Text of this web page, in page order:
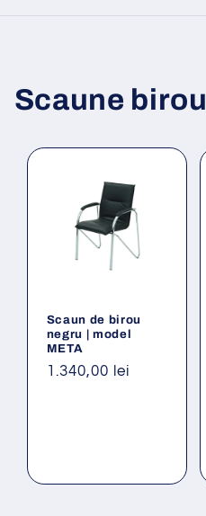
Scaune birou
Scaun de birou
negru | model
META
Preț
1.340,00 lei